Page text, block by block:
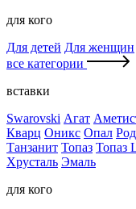
для кого
Для детей Для женщин
все категории
вставки
Swarovski Агат
Кварц Оникс Опал
Танзанит Топаз Топаз
Хрусталь Эмаль
для кого